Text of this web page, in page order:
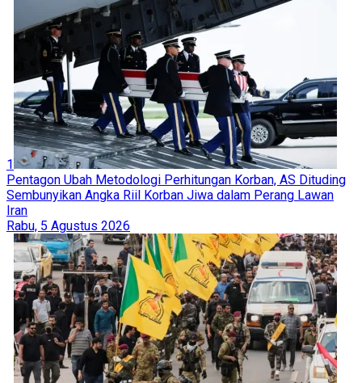
1
Pentagon Ubah Metodologi Perhitungan Korban, AS Dituding
Sembunyikan Angka Riil Korban Jiwa dalam Perang Lawan
Iran
Rabu, 5 Agustus 2026